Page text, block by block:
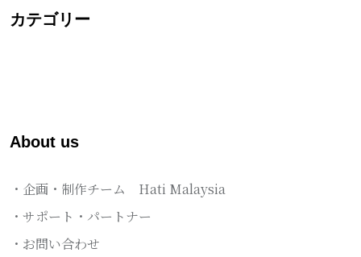
カテゴリー
About us
・企画・制作チーム Hati Malaysia
・サポート・パートナー
・お問い合わせ